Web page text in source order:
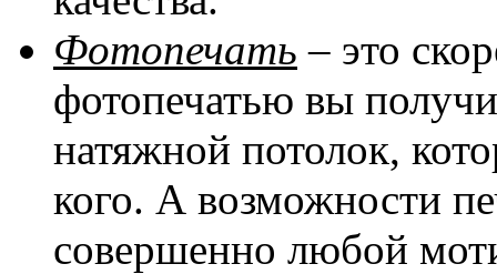
Фотопечать – это
фотопечатью вы
натяжной потолок,
кого. А возможности
совершенно любой